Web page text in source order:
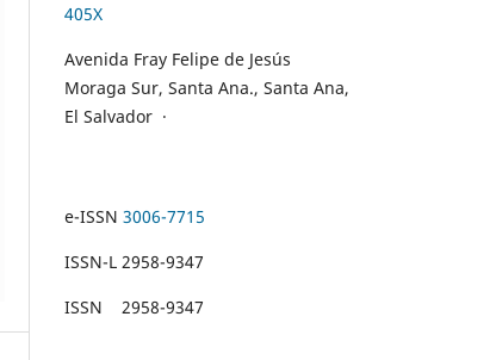
405X
Avenida Fray Felipe de Jesús
Moraga Sur, Santa Ana., Santa Ana,
El Salvador ·
e-ISSN 3006-7715
ISSN-L 2958-9347
ISSN 2958-9347